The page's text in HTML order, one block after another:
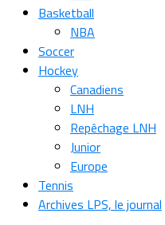
Basketball
NBA
Soccer
Hockey
Canadiens
LNH
Repêchage LNH
Junior
Europe
Tennis
Archives LPS, le journal